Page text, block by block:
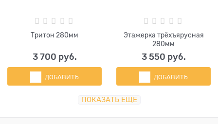
Тритон 280мм
3 700 руб.
ДОБАВИТЬ
Этажерка трёхъярусная
280мм
3 550 руб.
ДОБАВИТЬ
ПОКАЗАТЬ ЕЩЕ